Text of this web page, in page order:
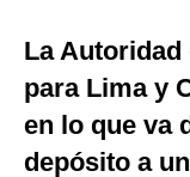
Estilos
Mundo
EEUU
La Autoridad
para Lima y
en lo que va
depósito a